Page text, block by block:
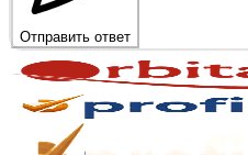
Отправить ответ